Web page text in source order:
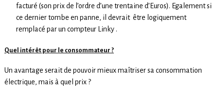
facturé (son prix de l’ordre d’une trentaine d’Euros). Egalement si
ce dernier tombe en panne, il devrait être logiquement
remplacé par un compteur Linky .
Quel intérêt pour le consommateur ?
Un avantage serait de pouvoir mieux maîtriser sa consommation
électrique, mais à quel prix ?